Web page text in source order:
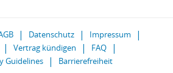
Datenschutz
Impressum
Vertrag kündigen
FAQ
Guidelines
Barrierefreiheit